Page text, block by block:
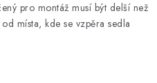
pro montáž musí být delší než
místa, kde se vzpěra sedla